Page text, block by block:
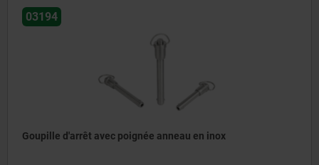
03194
Goupille d'arrêt avec poignée anneau en inox